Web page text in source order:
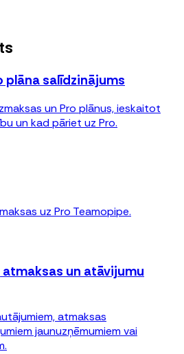
plāna salīdzinājums
un Pro plānus, ieskaitot
un kad pāriet uz Pro.
uz Pro Teamopipe.
un atāvijumu
atmaksas
jaunuzņēmumiem vai